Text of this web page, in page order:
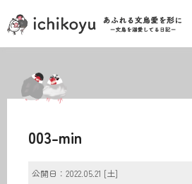
003-min
公開日：2022.05.21 [土]